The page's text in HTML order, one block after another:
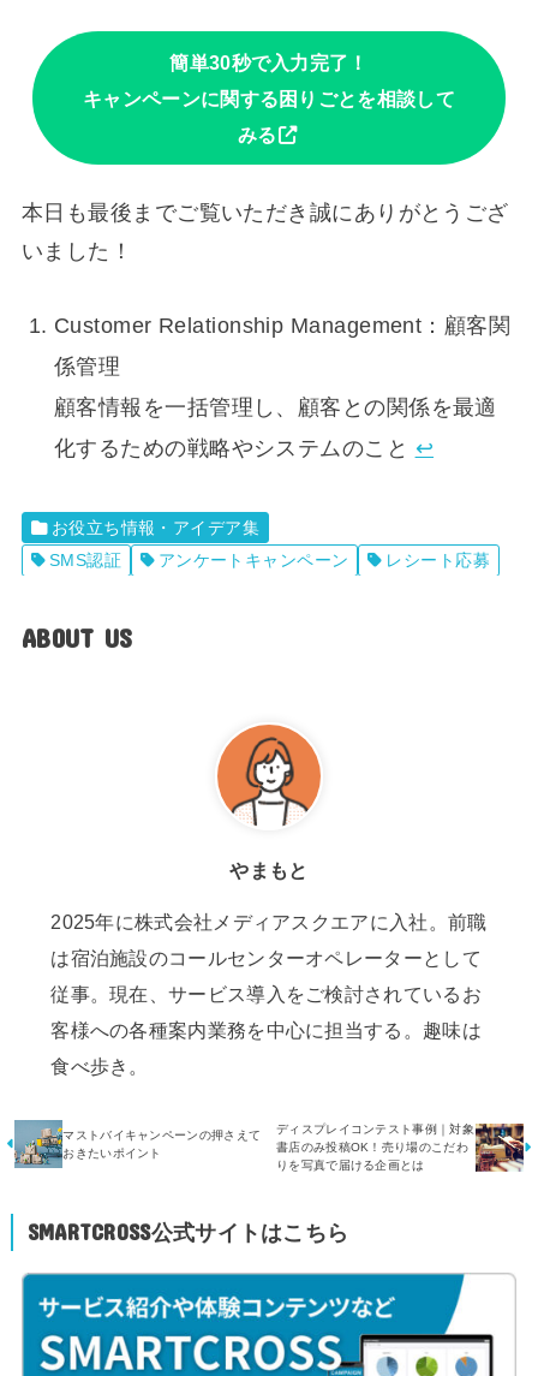
簡単30秒で入力完了！
キャンペーンに関する困りごとを相談して
みる
本日も最後までご覧いただき誠にありがとうござ
いました！
Customer Relationship Management：顧客関
係管理
顧客情報を一括管理し、顧客との関係を最適
化するための戦略やシステムのこと ↩︎
お役立ち情報・アイデア集
SMS認証
アンケートキャンペーン レシート応募
ABOUT US
やまもと
2025年に株式会社メディアスクエアに入社。前職
は宿泊施設のコールセンターオペレーターとして
従事。現在、サービス導入をご検討されているお
客様への各種案内業務を中心に担当する。趣味は
食べ歩き。
マストバイキャンペーンの押さえて
おきたいポイント
ディスプレイコンテスト事例｜対象
書店のみ投稿OK！売り場のこだわ
りを写真で届ける企画とは
SMARTCROSS公式サイトはこちら